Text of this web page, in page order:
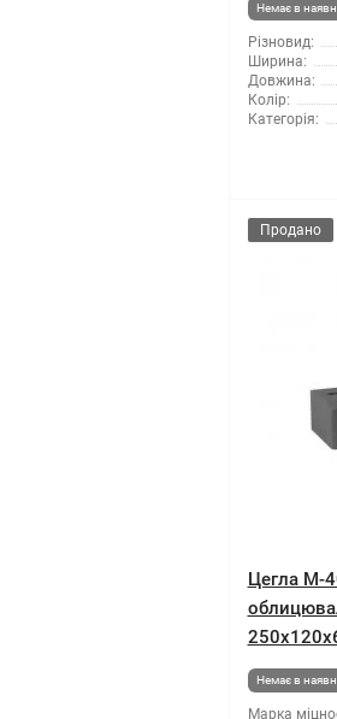
Немає в
Різновид:
Ширина:
Довжина:
Колір:
Категорія:
Продано
Цегла М-
Немає в
Марка